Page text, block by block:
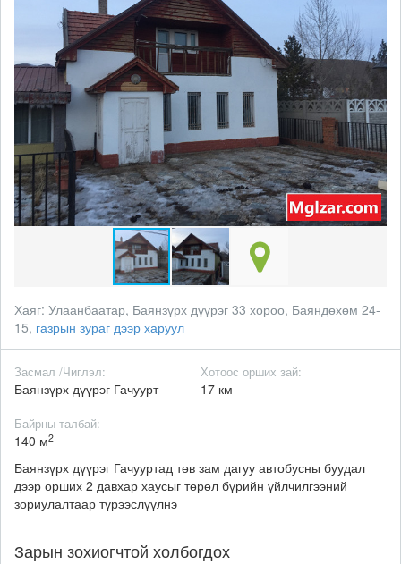
Хаяг: Улаанбаатар, Баянзүрх дүүрэг 33 хороо, Баяндөхөм 24-
15, газрын зураг дээр харуул
Засмал /Чиглэл:
Баянзүрх дүүрэг Гачуурт
Хотоос орших зай:
17 км
Байрны талбай:
140 м2
Баянзүрх дүүрэг Гачууртад төв зам дагуу автобусны буудал
дээр орших 2 давхар хаусыг төрөл бүрийн үйлчилгээний
зориулалтаар түрээслүүлнэ
Зарын зохиогчтой холбогдох